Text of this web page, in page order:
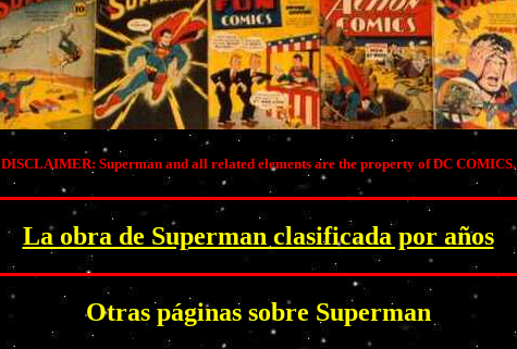
DISCLAIMER: Superman and all related elements are the property of DC COMICS.
La obra de Superman clasificada por años
Otras páginas sobre Superman